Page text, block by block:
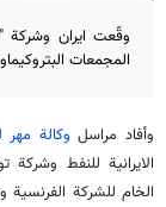
وقّعت ايران وشركة
المجمعات
وأفاد مراسل وكالة مهر
الخام للشركة